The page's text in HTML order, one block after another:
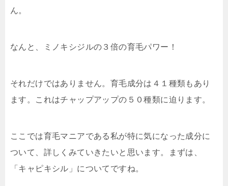
ん。
なんと、ミノキシジルの３倍の育毛パワー！
それだけではありません。育毛成分は４１種類もあり
ます。これはチャップアップの５０種類に迫ります。
ここでは育毛マニアである私が特に気になった成分に
ついて、詳しくみていきたいと思います。まずは、
「キャピキシル」についてですね。